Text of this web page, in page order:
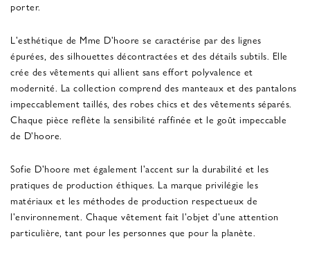
porter.
L'esthétique de Mme D'hoore se caractérise par des lignes
épurées, des silhouettes décontractées et des détails subtils. Elle
crée des vêtements qui allient sans effort polyvalence et
modernité. La collection comprend des manteaux et des pantalons
impeccablement taillés, des robes chics et des vêtements séparés.
Chaque pièce reflète la sensibilité raffinée et le goût impeccable
de D'hoore.
Sofie D'hoore met également l'accent sur la durabilité et les
pratiques de production éthiques. La marque privilégie les
matériaux et les méthodes de production respectueux de
l'environnement. Chaque vêtement fait l'objet d'une attention
particulière, tant pour les personnes que pour la planète.